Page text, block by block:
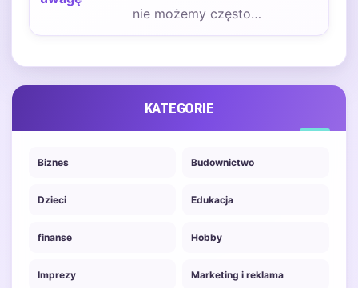
nie możemy często
przewidzieć wielu sytuacji.
KATEGORIE
Biznes Budownictwo
Dzieci Edukacja
finanse Hobby
Imprezy Marketing i reklama